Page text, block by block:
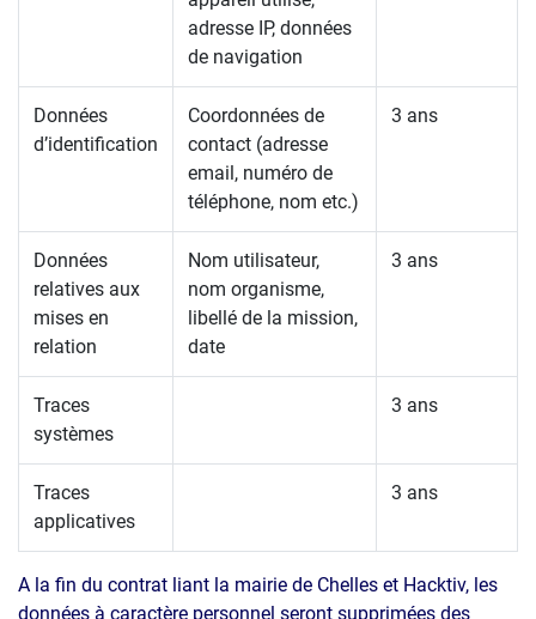
adresse IP, données
de navigation
Données
d’identification
Coordonnées de
contact (adresse
email, numéro de
téléphone, nom etc.)
3 ans
Données
relatives aux
mises en
relation
Nom utilisateur,
nom organisme,
libellé de la mission,
date
3 ans
Traces
systèmes
3 ans
Traces
applicatives
3 ans
A la fin du contrat liant la mairie de Chelles et Hacktiv, les
données à caractère personnel seront supprimées des